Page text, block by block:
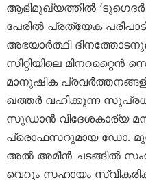
ആഭിമുഖ്യത്തിൽ
പേരിൽ പ്രത്യേക
അഭയാർത്ഥി
സിറ്റിയിലെ മിനററ്റൈൻ
മാനുഷിക
ഖത്തർ വഹിക്കുന്ന
സുഡാൻ വിദേശകാര്യ
പ്രൊഫസറുമായ ഡോ.
അൽ അമീൻ ചടങ്ങിൽ
വെറും സഹായം